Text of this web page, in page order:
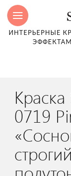
ИНТЕРЬЕРНЫЕ
Краска
0719